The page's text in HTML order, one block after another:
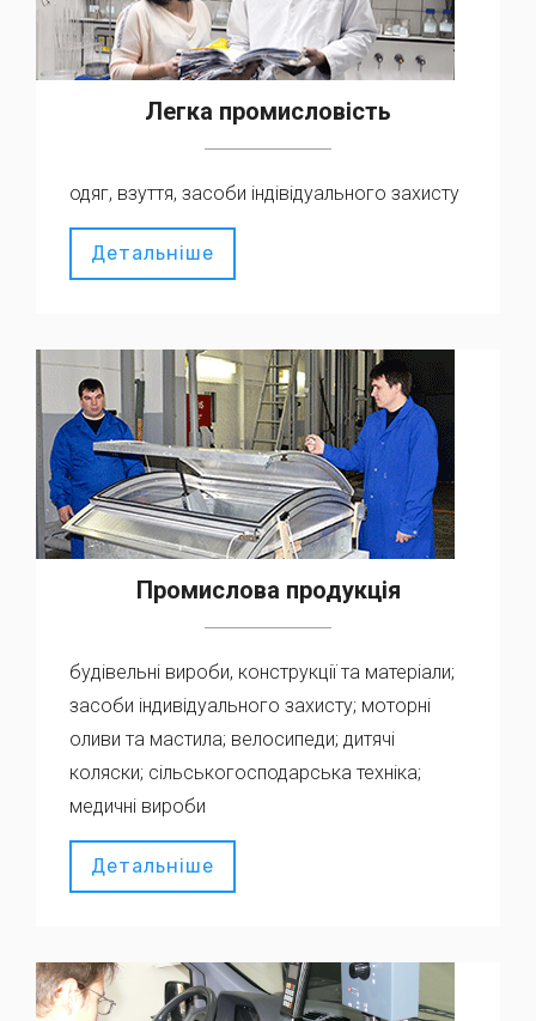
Легка промисловість
одяг, взуття, засоби індівідуального захисту
Детальніше
Промислова продукція
будівельні вироби, конструкції та матеріали;
засоби індивідуального захисту; моторні
оливи та мастила; велосипеди; дитячі
коляски; сільськогосподарська техніка;
медичні вироби
Детальніше